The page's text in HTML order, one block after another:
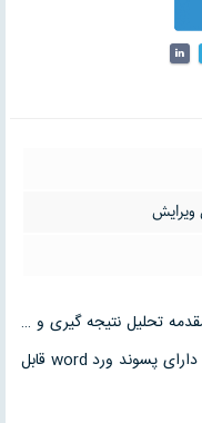
تحلیل نتیجه گیری و …
می باشد و در 24 صفحه تنظیم شده است و دارای پسوند ورد word قابل